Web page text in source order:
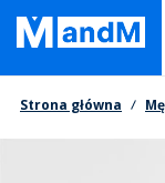
Skip
main
content
Primary
Strona główna